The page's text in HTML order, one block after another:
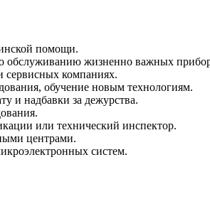
помощи.
обслуживанию жизненно важных
сервисных компаниях.
обучение новым технологиям.
и надбавки за дежурства.
или технический инспектор.
центрами.
систем.